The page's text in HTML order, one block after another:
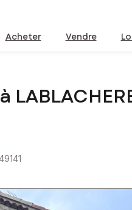
Acheter Vendre